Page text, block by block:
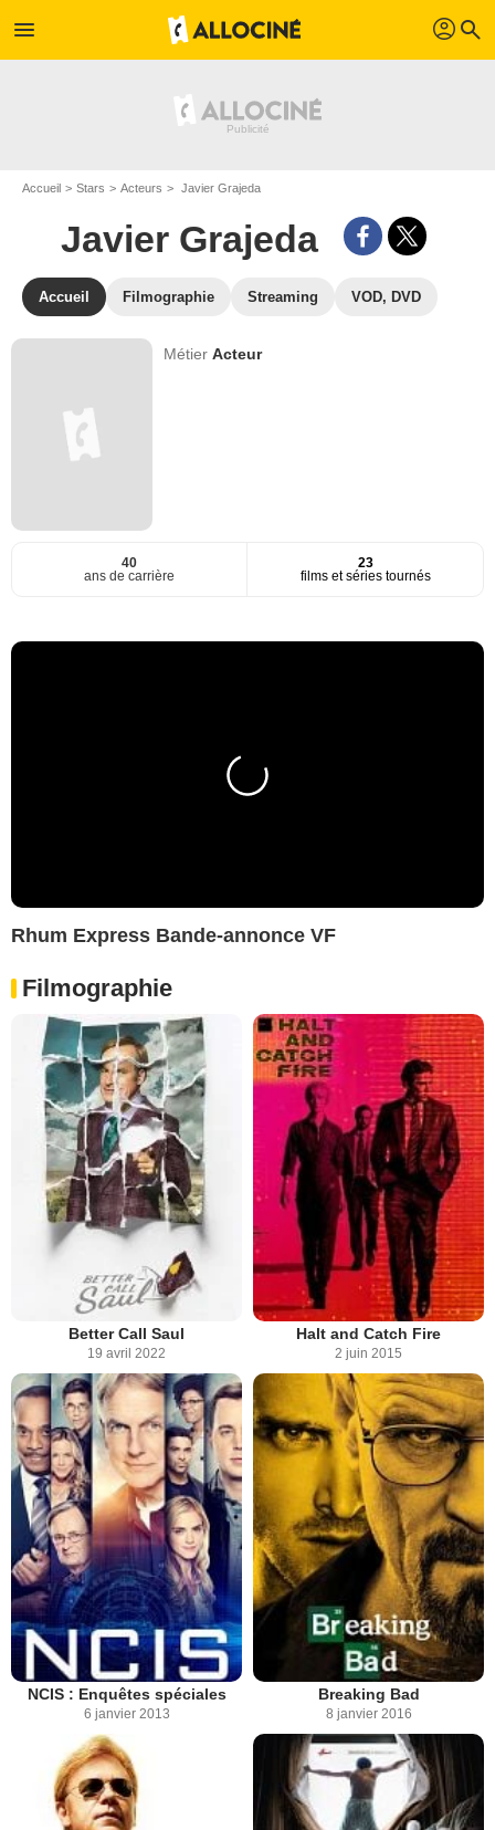
menu profil search
Accueil Stars Acteurs Javier Grajeda
Javier Grajeda
Accueil Filmographie Streaming VOD, DVD
MétierActeur
40
ans de carrière
23
films et séries tournés
Rhum Express Bande-annonce VF
Filmographie
Better Call Saul
19 avril 2022
Halt and Catch Fire
2 juin 2015
NCIS : Enquêtes spéciales
6 janvier 2013
Breaking Bad
8 janvier 2016